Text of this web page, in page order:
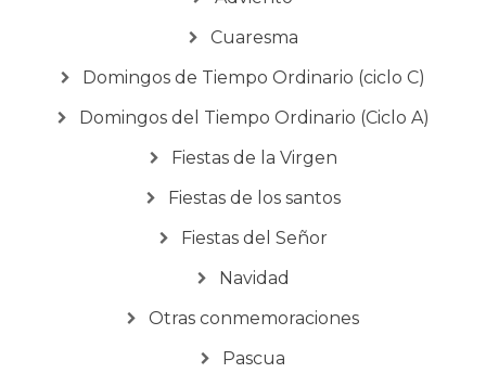
Cuaresma
Domingos de Tiempo Ordinario (ciclo C)
Domingos del Tiempo Ordinario (Ciclo A)
Fiestas de la Virgen
Fiestas de los santos
Fiestas del Señor
Navidad
Otras conmemoraciones
Pascua